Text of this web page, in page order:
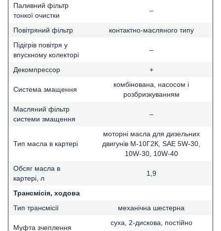
Паливний фільтр
тонкої очистки
–
Повітряний фільтр
контактно-масляного типу
Підігрів повітря у
впускному колекторі
–
Декомпрессор +
Система змащення
комбінована, насосом і
розбризкуванням
Масляний фільтр
системи змащення
–
Тип масла в картері
моторні масла для дизельних
двигунів М-10Г2К, SAE 5W-30,
10W-30, 10W-40
Обсяг масла в
картері, л
1,9
Трансмісія, ходова
Тип трансмісії
механічна шестерна
Муфта зчеплення
суха, 2-дискова, постійно